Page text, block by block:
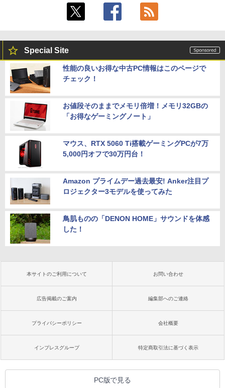
Special Site
性能の良いお得な中古PC情報はこのページで
チェック！
お値段そのままでメモリ倍増！メモリ32GBの
「お得なゲーミングノート」
マウス、RTX 5060 Ti搭載ゲーミングPCが7万
5,000円オフで30万円台！
Amazon プライムデー過去最安! Anker注目プ
ロジェクター3モデルを使ってみた
鳥肌ものの「DENON HOME」サウンドを体感
した！
本サイトのご利用について お問い合わせ
広告掲載のご案内 編集部へのご連絡
プライバシーポリシー 会社概要
インプレスグループ 特定商取引法に基づく表示
PC版で見る